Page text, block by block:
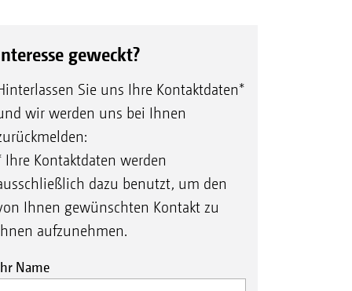
geweckt?
Sie uns Ihre Kontaktdaten*
wir werden uns bei Ihnen
Ihre Kontaktdaten werden
dazu benutzt, um den
Ihnen gewünschten Kontakt zu
aufzunehmen.
Name